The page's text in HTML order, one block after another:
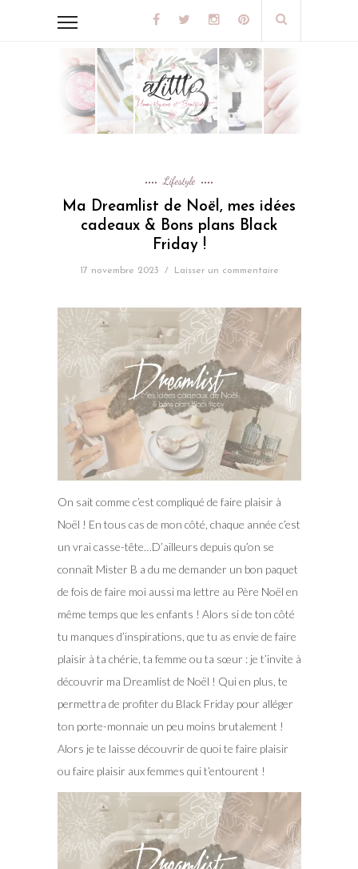
Lifestyle
Ma Dreamlist de Noël, mes idées
cadeaux & Bons plans Black
Friday !
17 novembre 2023 / Laisser un commentaire
On sait comme c’est compliqué de faire plaisir à
Noël ! En tous cas de mon côté, chaque année c’est
un vrai casse-tête…D’ailleurs depuis qu’on se
connaît Mister B a du me demander un bon paquet
de fois de faire moi aussi ma lettre au Père Noël en
même temps que les enfants ! Alors si de ton côté
tu manques d’inspirations, que tu as envie de faire
plaisir à ta chérie, ta femme ou ta sœur : je t’invite à
découvrir ma Dreamlist de Noël ! Qui en plus, te
permettra de profiter du Black Friday pour alléger
ton porte-monnaie un peu moins brutalement !
Alors je te laisse découvrir de quoi te faire plaisir
ou faire plaisir aux femmes qui t’entourent !